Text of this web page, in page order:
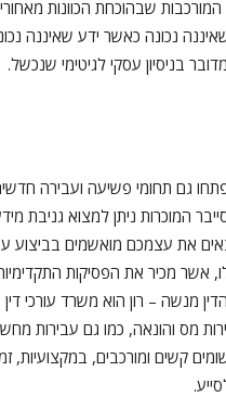
שבהוכחת הכוונות מאחורי
נכונה כאשר ידע שאיננה
בניסיון עסקי לגיטימי שנכשל.
גם תחומי פשיעה ועבירה
המוכרות ניתן למצוא גניבת
את עצמכם מואשמים בביצוע
אשר מכיר את הפסיקות
מנשה – רון הוא משרד עורכי דין
מס והונאה, כמו גם עבירות
קשים ומורכבים, במקצועיות,